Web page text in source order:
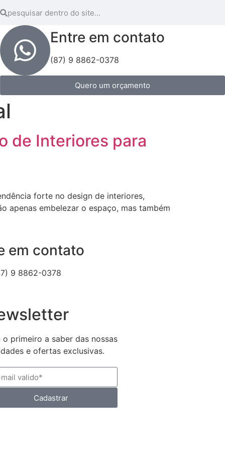
Entre em contato
(87) 9 8862-0378
Quero um orçamento
de Interiores para
forte no design de interiores,
apenas embelezar o espaço, mas também
em contato
9 8862-0378
o primeiro a saber das nossas
e ofertas exclusivas.
Cadastrar